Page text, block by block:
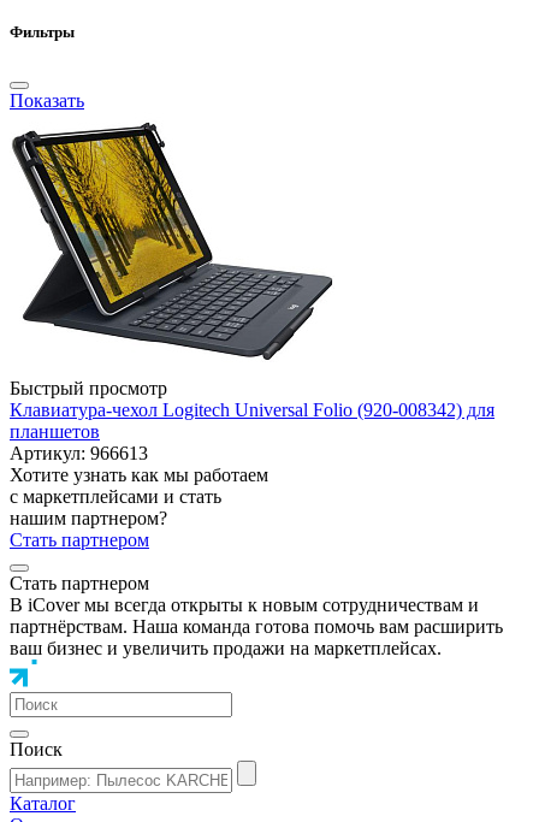
Фильтры
Показать
Быстрый просмотр
Клавиатура-чехол Logitech Universal Folio (920-008342) для
планшетов
Артикул: 966613
Хотите узнать как мы работаем
с маркетплейсами и стать
нашим партнером?
Стать партнером
Стать партнером
В iCover мы всегда открыты к новым сотрудничествам и
партнёрствам. Наша команда готова помочь вам расширить
ваш бизнес и увеличить продажи на маркетплейсах.
Поиск
Каталог